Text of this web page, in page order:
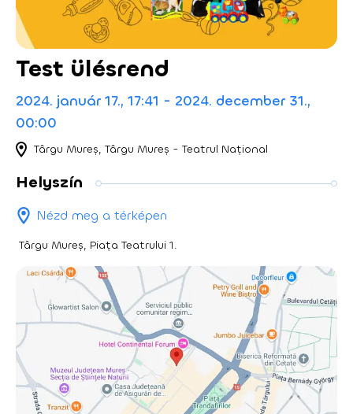
Test ülésrend
2024. január 17., 17:41 - 2024. december 31.,
00:00
Târgu Mureș, Târgu Mureș - Teatrul Național
Helyszín
Nézd meg a térképen
Târgu Mureș, Piața Teatrului 1.